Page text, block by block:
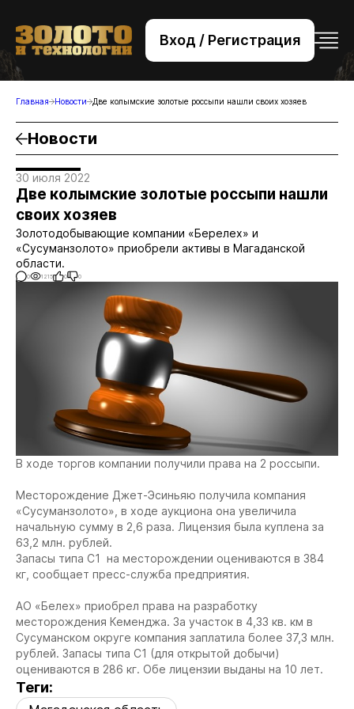
Вход / Регистрация
+7 (495) 221-76-32
bsv@zolteh.ru
Главная Новости Две колымские золотые россыпи нашли своих хозяев
Новости
30 июля 2022
Две колымские золотые россыпи нашли
своих хозяев
Золотодобывающие компании «Берелех» и
«Сусуманзолото» приобрели активы в Магаданской
области.
0 1215 0 0
В ходе торгов компании получили права на 2 россыпи.
Месторождение Джет-Эсиньяю получила компания
«Сусуманзолото», в ходе аукциона она увеличила
начальную сумму в 2,6 раза. Лицензия была куплена за
63,2 млн. рублей.
Запасы типа С1 на месторождении оцениваются в 384
кг, сообщает пресс-служба предприятия.
АО «Белех» приобрел права на разработку
месторождения Кеменджа. За участок в 4,33 кв. км в
Сусуманском округе компания заплатила более 37,3 млн.
рублей. Запасы типа С1 (для открытой добычи)
оцениваются в 286 кг. Обе лицензии выданы на 10 лет.
Теги: